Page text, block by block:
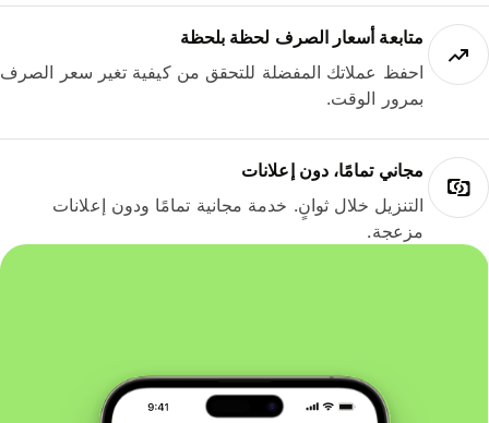
متابعة أسعار الصرف لحظة بلحظة
احفظ عملاتك المفضلة للتحقق من كيفية تغير سعر الصرف
بمرور الوقت.
مجاني تمامًا، دون إعلانات
التنزيل خلال ثوانٍ. خدمة مجانية تمامًا ودون إعلانات
مزعجة.